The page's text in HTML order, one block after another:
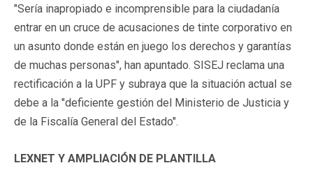
"Sería inapropiado e incomprensible para la ciudadanía
entrar en un cruce de acusaciones de tinte corporativo en
un asunto donde están en juego los derechos y garantías
de muchas personas", han apuntado. SISEJ reclama una
rectificación a la UPF y subraya que la situación actual se
debe a la "deficiente gestión del Ministerio de Justicia y
de la Fiscalía General del Estado".
LEXNET Y AMPLIACIÓN DE PLANTILLA